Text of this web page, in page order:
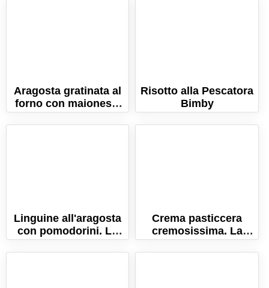
Aragosta gratinata al
forno con maionese.
La ricetta gourmet!
Risotto alla Pescatora
Bimby
Linguine all'aragosta
con pomodorini. La
ricetta gustosa e
semplice!
Crema pasticcera
cremosissima. La
ricetta perfetta, con
tutti i consigli!